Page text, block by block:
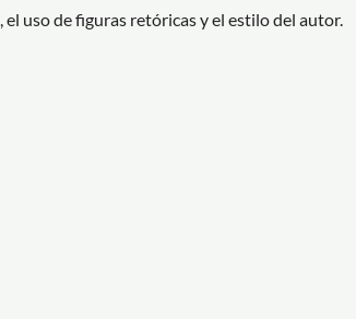
uso de figuras retóricas y el estilo del autor.